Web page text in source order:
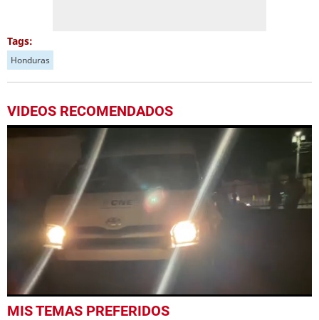
Tags:
Honduras
VIDEOS RECOMENDADOS
seconds
MIS TEMAS PREFERIDOS